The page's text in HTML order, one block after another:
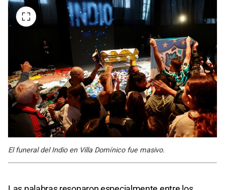
El funeral del Indio en Villa Domínico fue masivo.